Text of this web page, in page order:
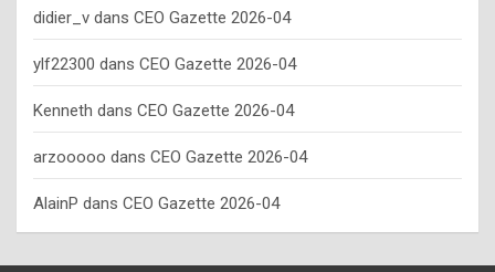
y
o
u
s
h
o
didier_v dans CEO Gazette 2026-04
ylf22300 dans CEO Gazette 2026-04
Kenneth dans CEO Gazette 2026-04
arzooooo dans CEO Gazette 2026-04
AlainP dans CEO Gazette 2026-04